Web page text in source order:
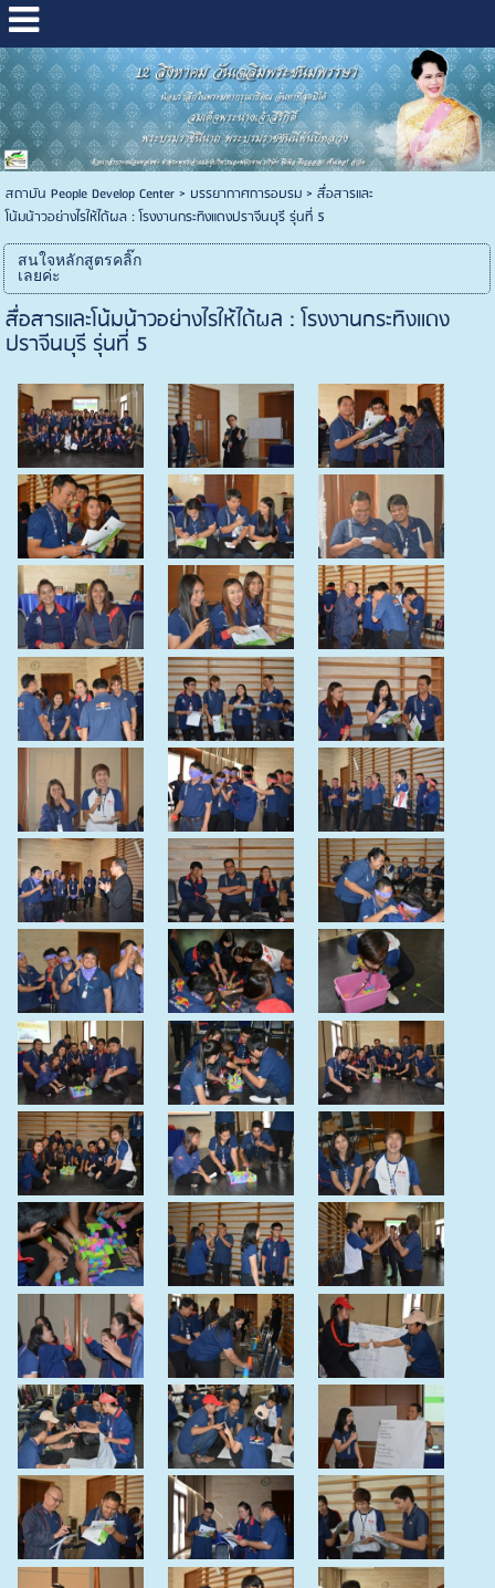
สถาบัน People Develop Center> บรรยากาศการอบรม> สื่อสารและ
โน้มน้าวอย่างไรให้ได้ผล : โรงงานกระทิงแดงปราจีนบุรี รุ่นที่ 5
สนใจหลักสูตรคลิ๊ก
เลยค่ะ
สื่อสารและโน้มน้าวอย่างไรให้ได้ผล : โรงงานกระทิงแดง
ปราจีนบุรี รุ่นที่ 5